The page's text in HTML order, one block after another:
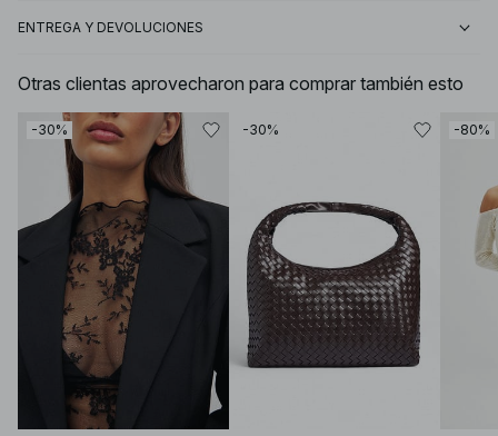
ENTREGA Y DEVOLUCIONES
Otras clientas aprovecharon para comprar también esto
-30% -30% -80%